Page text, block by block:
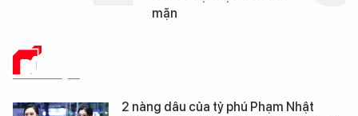
DỮ LIỆU
2 nàng dâu của tỷ phú Phạm Nhật